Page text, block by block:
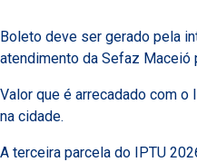
Boleto deve ser gerado pela
atendimento da Sefaz Maceió
Valor que é arrecadado com o
na cidade.
A terceira parcela do IPTU